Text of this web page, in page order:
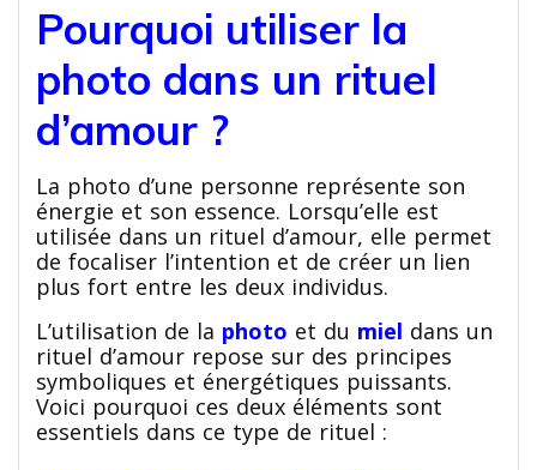
Pourquoi utiliser la
photo dans un rituel
d’amour ?
La photo d’une personne représente son
énergie et son essence. Lorsqu’elle est
utilisée dans un rituel d’amour, elle permet
de focaliser l’intention et de créer un lien
plus fort entre les deux individus.
L’utilisation de la photo et du miel dans un
rituel d’amour repose sur des principes
symboliques et énergétiques puissants.
Voici pourquoi ces deux éléments sont
essentiels dans ce type de rituel :